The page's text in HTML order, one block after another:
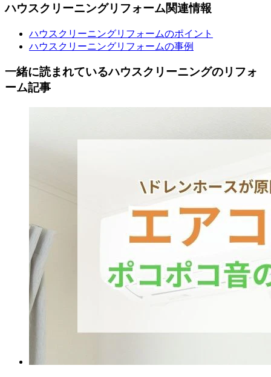
ハウスクリーニングリフォーム関連情報
ハウスクリーニングリフォームのポイント
ハウスクリーニングリフォームの事例
一緒に読まれているハウスクリーニングのリフォ
ーム記事